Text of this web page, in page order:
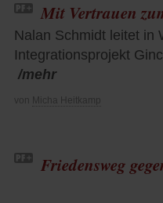
Mit Vertrauen
Nalan Schmidt leitet in
Integrationsprojekt
/mehr
von Micha Heitkamp
Friedensweg